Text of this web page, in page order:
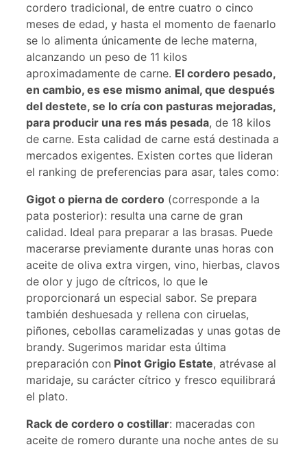
cordero tradicional, de entre cuatro o cinco
meses de edad, y hasta el momento de faenarlo
se lo alimenta únicamente de leche materna,
alcanzando un peso de 11 kilos
aproximadamente de carne. El cordero pesado,
en cambio, es ese mismo animal, que después
del destete, se lo cría con pasturas mejoradas,
para producir una res más pesada, de 18 kilos
de carne. Esta calidad de carne está destinada a
mercados exigentes. Existen cortes que lideran
el ranking de preferencias para asar, tales como:
Gigot o pierna de cordero (corresponde a la
pata posterior): resulta una carne de gran
calidad. Ideal para preparar a las brasas. Puede
macerarse previamente durante unas horas con
aceite de oliva extra virgen, vino, hierbas, clavos
de olor y jugo de cítricos, lo que le
proporcionará un especial sabor. Se prepara
también deshuesada y rellena con ciruelas,
piñones, cebollas caramelizadas y unas gotas de
brandy. Sugerimos maridar esta última
preparación con Pinot Grigio Estate, atrévase al
maridaje, su carácter cítrico y fresco equilibrará
el plato.
Rack de cordero o costillar: maceradas con
aceite de romero durante una noche antes de su